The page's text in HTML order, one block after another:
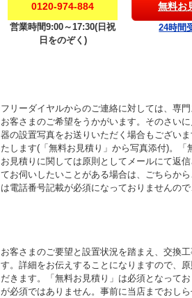
0120-974-884
営業時間9:00～17:30(日祝
日をのぞく)
無料お
24時間
フリーダイヤルからのご連絡に対しては、専
お客さまのご希望をうかがいます。そのさい
器の設置写真をお送りいただく場合もござい
たします(「無料お見積り」から写真添付)。
お見積りに関しては原則としてメールにて返
てお伺いしたいことがある場合は、ごちらか
は電話番号記載が必須になっておりませんので
お客さまのご要望と設置状況を踏まえ、交換
す。詳細をお伝えすることになりますので、
だきます。「無料お見積り」は必須となって
が必須ではありません。事前に当店までおし